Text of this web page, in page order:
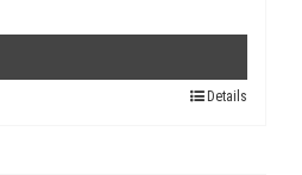
Details